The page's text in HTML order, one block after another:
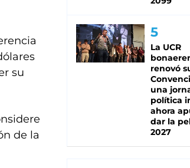
su
de la
La UCR
renovó
una
política
ahora
dar la
2027